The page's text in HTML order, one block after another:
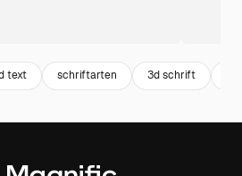
text schriftarten 3d schrift